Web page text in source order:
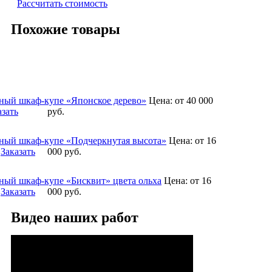
Рассчитать стоимость
Похожие товары
шкаф-купе «Японское дерево» Цена: от 40 000
руб.
шкаф-купе «Подчеркнутая высота» Цена: от 16
000руб.
Заказать
шкаф-купе «Бисквит» цвета ольха Цена: от 16
000руб.
Заказать
Видео наших работ